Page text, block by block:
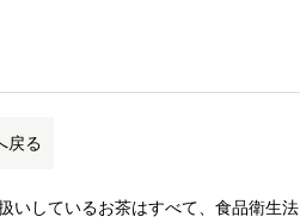
戻る
いしているお茶はすべて、食品衛生法